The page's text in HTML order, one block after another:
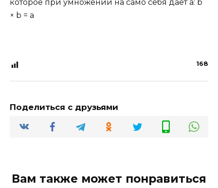
которое при умножении на само себя дает a: b
× b = a
168
Поделиться с друзьями
Вам также может понравиться